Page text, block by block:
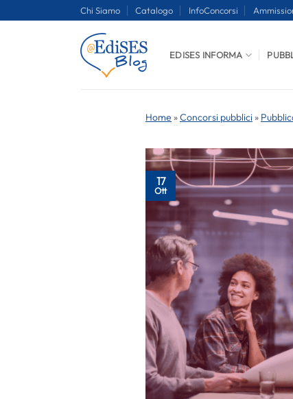
Chi Siamo Catalogo InfoConcorsi
EDISES INFORMA
Home »Concorsi pubblici »
17
Ott